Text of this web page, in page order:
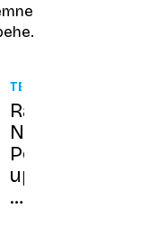
TENIS
Rafael
Nadal:
Po
upokojitvi
se